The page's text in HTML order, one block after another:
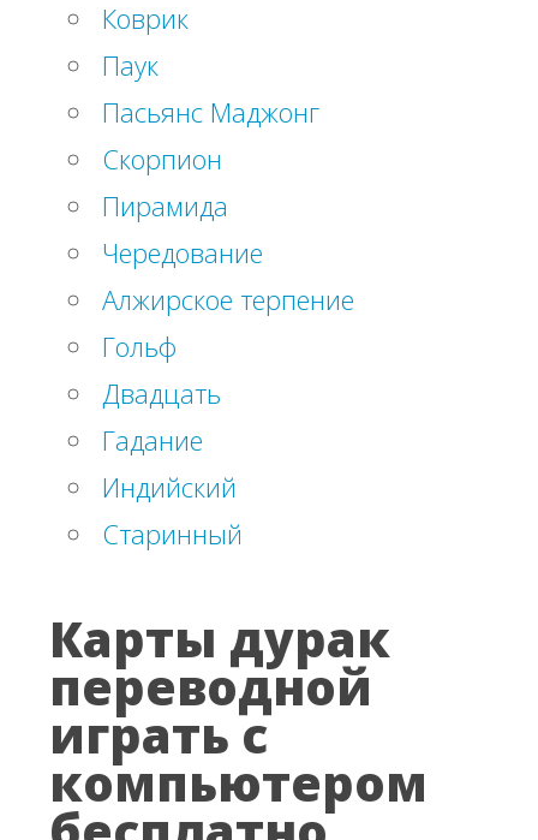
Коврик
Паук
Пасьянс Маджонг
Скорпион
Пирамида
Чередование
Алжирское терпение
Гольф
Двадцать
Гадание
Индийский
Старинный
Карты дурак
переводной
играть с
компьютером